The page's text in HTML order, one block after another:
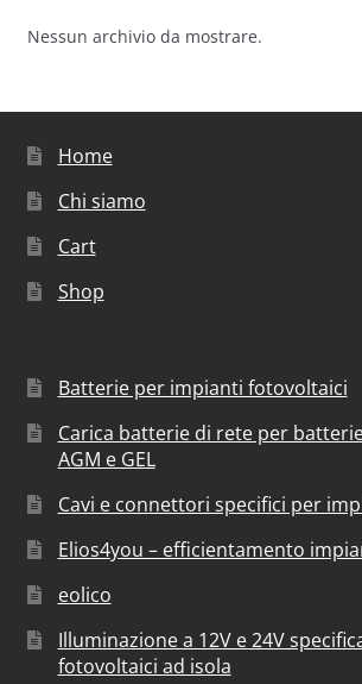
Nessun archivio da mostrare.
Home
Chi siamo
Cart
Shop
Batterie per impianti fotovoltaici
Carica batterie di rete per
AGM e GEL
Cavi e connettori specifici per
Elios4you – efficientamento
eolico
Illuminazione a 12V e 24V
fotovoltaici ad isola